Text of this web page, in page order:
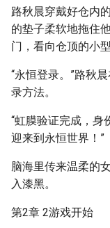
路秋晨穿戴好仓内
的垫子柔软地拖住
门，看向仓顶的小
“永恒登录。”路秋
录方法。
“虹膜验证完成，身
迎来到永恒世界！”
脑海里传来温柔的
入漆黑。
第2章 2游戏开始